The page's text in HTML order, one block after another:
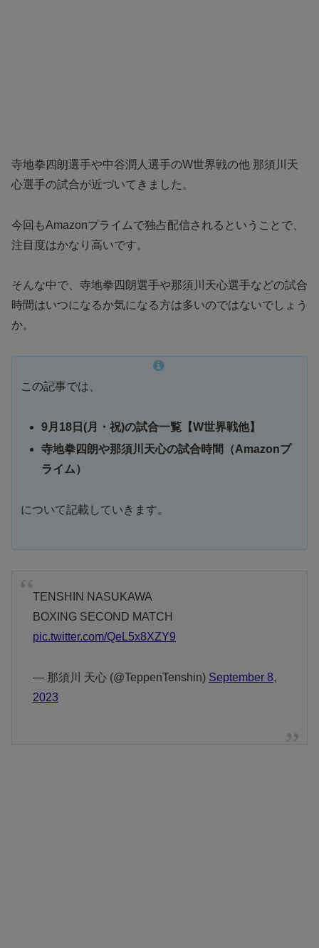
寺地拳四朗選手や中谷潤人選手のW世界戦の他 那須川天
心選手の試合が近づいてきました。
今回もAmazonプライムで独占配信されるということで、
注目度はかなり高いです。
そんな中で、寺地拳四朗選手や那須川天心選手などの試合
時間はいつになるか気になる方は多いのではないでしょう
か。
この記事では、
9月18日(月・祝)の試合一覧【W世界戦他】
寺地拳四朗や那須川天心の試合時間（Amazonプ
ライム）
について記載していきます。
TENSHIN NASUKAWA
BOXING SECOND MATCH
pic.twitter.com/QeL5x8XZY9
— 那須川 天心 (@TeppenTenshin) September 8,
2023